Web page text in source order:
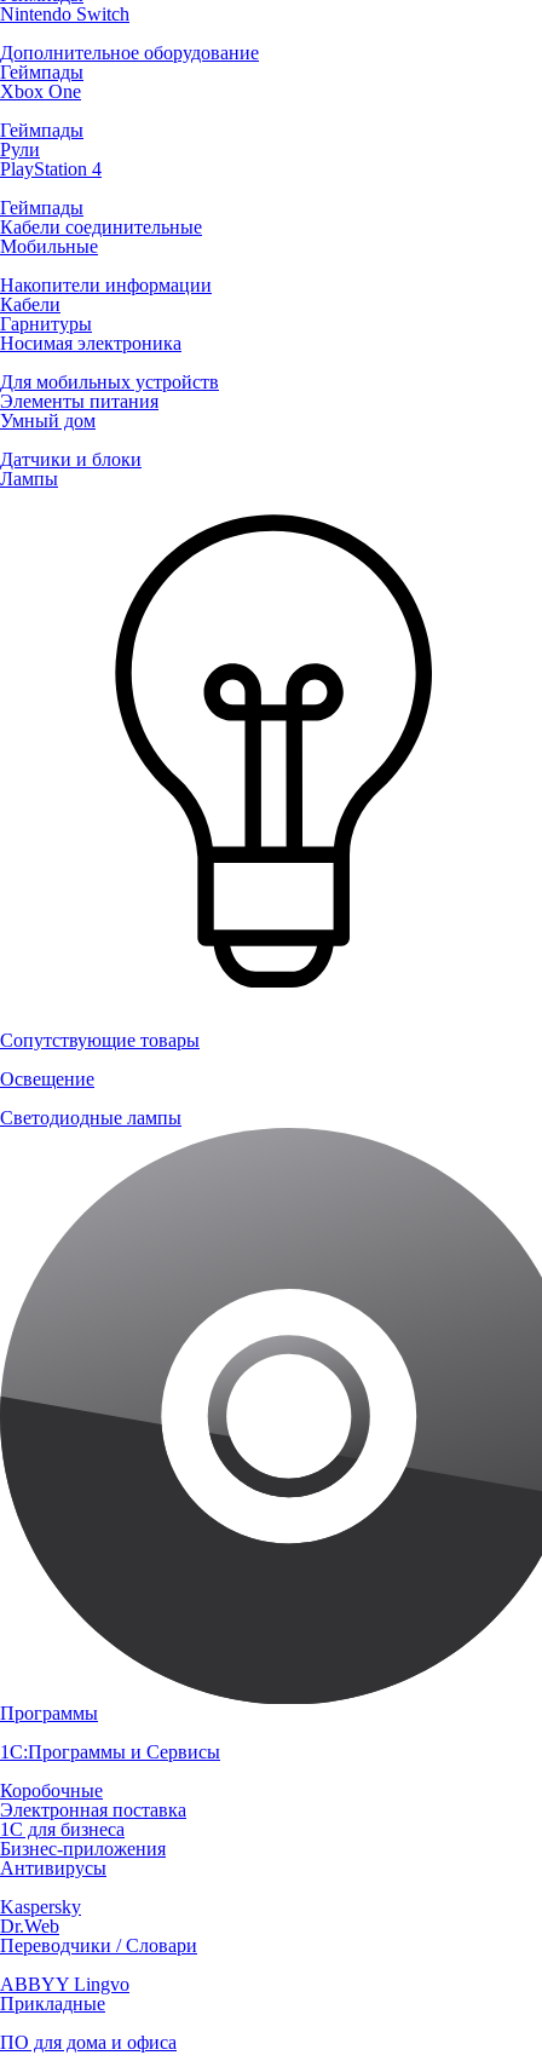
Nintendo Switch
Дополнительное оборудование
Геймпады
Xbox One
Геймпады
Рули
PlayStation 4
Геймпады
Кабели соединительные
Мобильные
Накопители информации
Кабели
Гарнитуры
Носимая электроника
Для мобильных устройств
Элементы питания
Умный дом
Датчики и блоки
Лампы
Сопутствующие товары
Освещение
Светодиодные лампы
Программы
1С:Программы и Сервисы
Коробочные
Электронная поставка
1С для бизнеса
Бизнес-приложения
Антивирусы
Kaspersky
Dr.Web
Переводчики / Словари
ABBYY Lingvo
Прикладные
ПО для дома и офиса